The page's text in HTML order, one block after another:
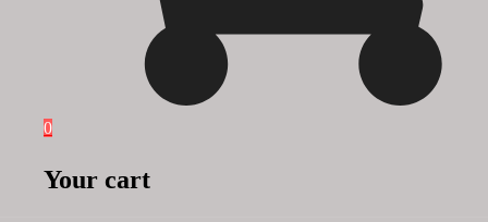
0
Your cart